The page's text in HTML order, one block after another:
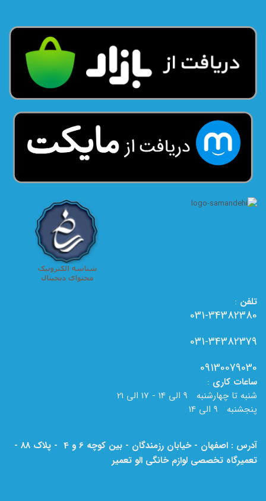
تلفن :
031-34382380
031-34382379
09130079030
ساعات کاری :
شنبه تا چهارشنبه 9 الی 14 - 17 الی 21
پنجشنبه 9 الی 14
آدرس : اصفهان - خیابان رزمندگان - بین کوچه 6 و 4 - پلاک 88 -
تعمیرگاه تخصصی لوازم خانگی الو تعمیر